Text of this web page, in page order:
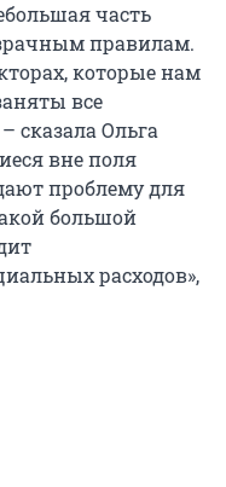
часть
правилам.
которые нам
все
сказала Ольга
вне поля
проблему для
большой
расходов»,